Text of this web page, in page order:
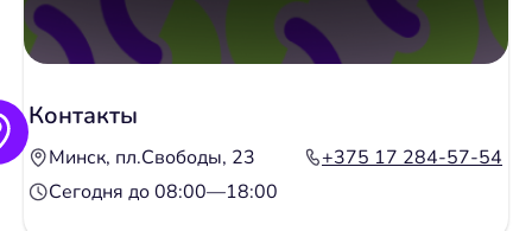
Контакты
Минск, пл.Свободы, 23
+375 17 284-57-54
Сегодня до 08:00—18:00